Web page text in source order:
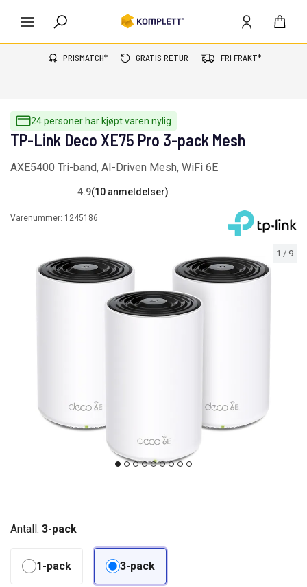
PRISMATCH* GRATIS RETUR FRI FRAKT*
24 personer har kjøpt varen nylig
1 / 9
TP-Link Deco XE75 Pro 3-pack Mesh
AXE5400 Tri-band, AI-Driven Mesh, WiFi 6E
4.9(10 anmeldelser)
Varenummer: 1245186
Antall: 3-pack
1-pack 3-pack